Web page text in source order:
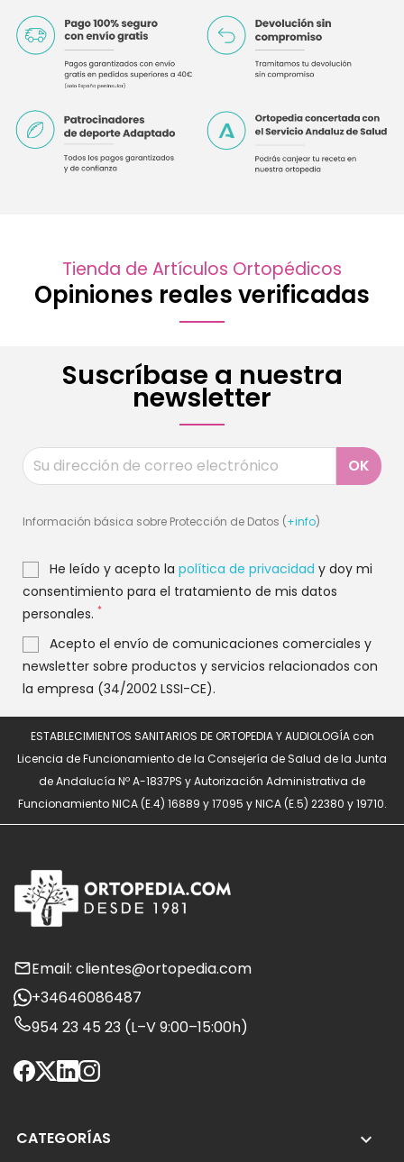
Tienda de Artículos Ortopédicos
Opiniones reales verificadas
Suscríbase a nuestra
newsletter
Información básica sobre Protección de Datos (+info)
He leído y acepto la política de privacidad y doy mi
consentimiento para el tratamiento de mis datos
personales. *
Acepto el envío de comunicaciones comerciales y
newsletter sobre productos y servicios relacionados con
la empresa (34/2002 LSSI-CE).
ESTABLECIMIENTOS SANITARIOS DE ORTOPEDIA Y AUDIOLOGÍA con
Licencia de Funcionamiento de la Consejería de Salud de la Junta
de Andalucía Nº A-1837PS y Autorización Administrativa de
Funcionamiento NICA (E.4) 16889 y 17095 y NICA (E.5) 22380 y 19710.
Email: clientes@ortopedia.com
+34646086487
954 23 45 23 (L–V 9:00–15:00h)
CATEGORÍAS 